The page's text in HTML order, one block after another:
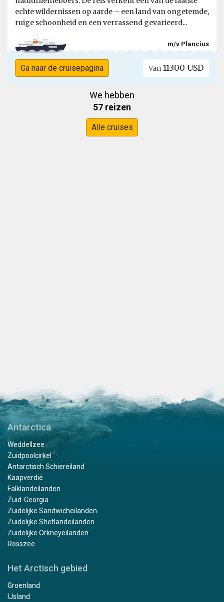
echte wildernissen op aarde – een land van ongetemde,
ruige schoonheid en een verrassend gevarieerd...
m/v Plancius
Ga naar de cruisepagina Van 11300 USD
We hebben
57 reizen
Alle cruises
Antarctica
Weddellzee
Zuidpoolcirkel
Antarctisch Schiereiland
Kaapverdië
Falklandeilanden
Zuid-Georgia
Zuidelijke Sandwicheilanden
Zuidelijke Shetlandeilanden
Zuidelijke Orkneyeilanden
Rosszee
Het Arctisch gebied
Groenland
IJsland